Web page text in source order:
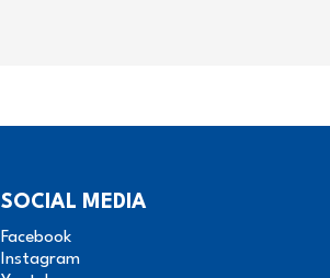
SOCIAL MEDIA
Facebook
Instagram